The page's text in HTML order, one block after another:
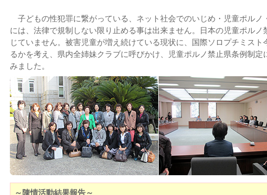
子どもの性犯罪に繋がっている、ネット社会でのいじめ・児童ポルノ
には、法律で規制しない限り止める事は出来ません。日本の児童ポルノ
じていません。被害児童が増え続けている現状に、国際ソロプチミスト
るかを考え、県内全姉妹クラブに呼びかけ、児童ポルノ禁止県条例制定
みました。
～陳情活動結果報告～